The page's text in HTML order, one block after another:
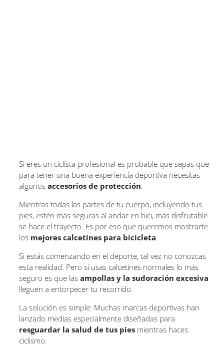
Si eres un ciclista profesional es probable que sepas que
para tener una buena experiencia deportiva necesitas
algunos accesorios de protección.
Mientras todas las partes de tu cuerpo, incluyendo tus
pies, estén más seguras al andar en bici, más disfrutable
se hace el trayecto. Es por eso que queremos mostrarte
los mejores calcetines para bicicleta.
Si estás comenzando en el deporte, tal vez no conozcas
esta realidad. Pero si usas calcetines normales lo más
seguro es que las ampollas y la sudoración excesiva
lleguen a entorpecer tu recorrido.
La solución es simple: Muchas marcas deportivas han
lanzado medias especialmente diseñadas para
resguardar la salud de tus piesmientras haces
ciclismo.